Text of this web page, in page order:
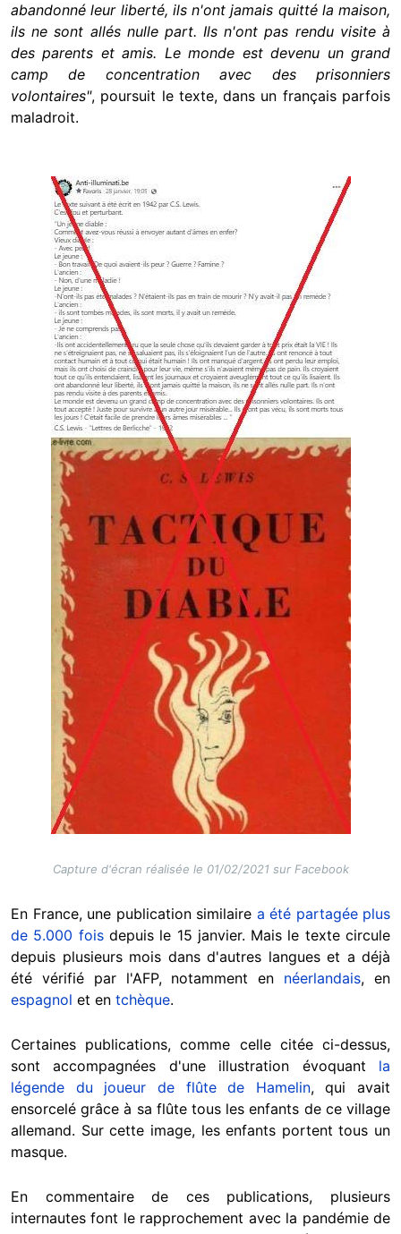
abandonné leur liberté, ils n'ont jamais quitté la maison,
ils ne sont allés nulle part. Ils n'ont pas rendu visite à
des parents et amis. Le monde est devenu un grand
camp de concentration avec des prisonniers
volontaires", poursuit le texte, dans un français parfois
maladroit.
Image
Capture d'écran réalisée le 01/02/2021 sur Facebook
En France, une publication similaire a été partagée plus
de 5.000 foisdepuis le 15 janvier. Mais le texte circule
depuis plusieurs mois dans d'autres langues et a déjà
été vérifié par l'AFP, notamment en néerlandais, en
espagnol et en tchèque.
Certaines publications, comme celle citée ci-dessus,
sont accompagnées d'une illustration évoquant la
légende du joueur de flûte de Hamelin, qui avait
ensorcelé grâce à sa flûte tous les enfants de ce village
allemand. Sur cette image, les enfants portent tous un
masque.
En commentaire de ces publications, plusieurs
internautes font le rapprochement avec la pandémie de